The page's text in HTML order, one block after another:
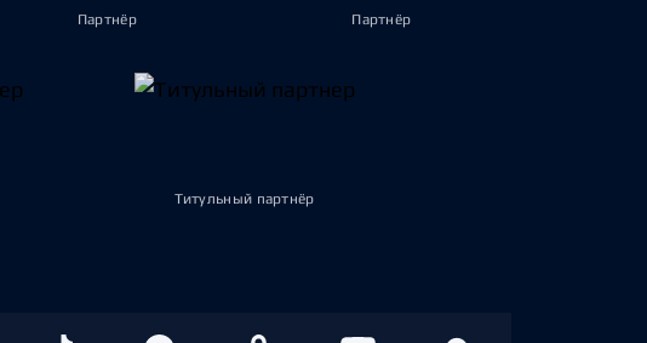
Партнёр Партнёр
Титульный партнёр